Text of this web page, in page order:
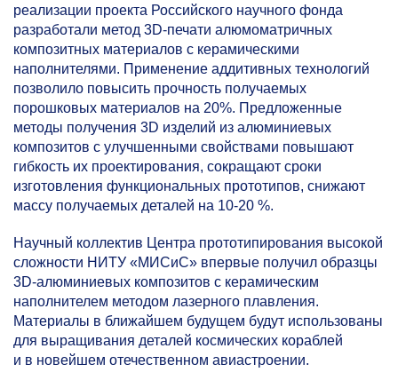
реализации проекта Российского научного фонда
разработали метод 3D-печати алюмоматричных
композитных материалов с керамическими
наполнителями. Применение аддитивных технологий
позволило повысить прочность получаемых
порошковых материалов на 20%. Предложенные
методы получения 3D изделий из алюминиевых
композитов с улучшенными свойствами повышают
гибкость их проектирования, сокращают сроки
изготовления функциональных прототипов, снижают
массу получаемых деталей на 10-20 %.
Научный коллектив Центра прототипирования высокой
сложности НИТУ «МИСиС» впервые получил образцы
3D-алюминиевых композитов с керамическим
наполнителем методом лазерного плавления.
Материалы в ближайшем будущем будут использованы
для выращивания деталей космических кораблей
и в новейшем отечественном авиастроении.